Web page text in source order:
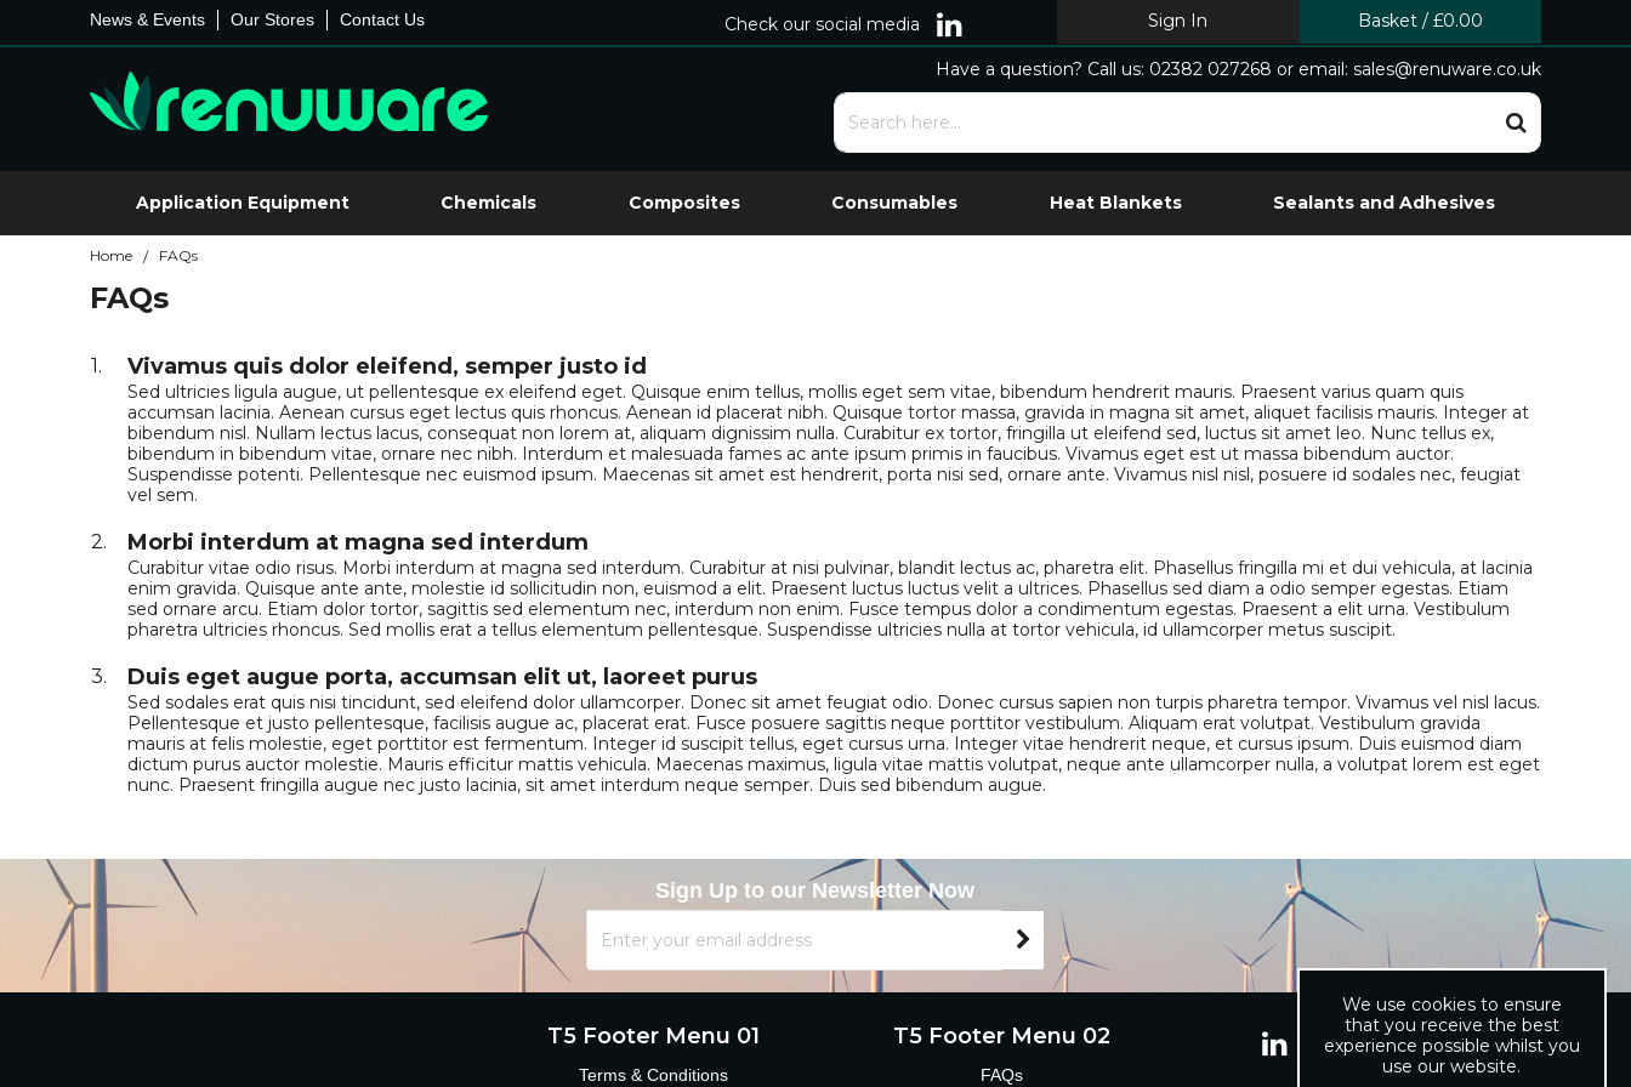
News & Events Our Stores Contact Us Check our social media Sign In Basket / £0.00
Have a question? Call us: 02382 027268 or email: sales@renuware.co.uk
Application Equipment Chemicals Composites Consumables Heat Blankets Sealants and Adhesives
Home / FAQs
FAQs
1. Vivamus quis dolor eleifend, semper justo id
Sed ultricies ligula augue, ut pellentesque ex eleifend eget. Quisque enim tellus, mollis eget sem vitae, bibendum hendrerit mauris. Praesent varius quam quis
accumsan lacinia. Aenean cursus eget lectus quis rhoncus. Aenean id placerat nibh. Quisque tortor massa, gravida in magna sit amet, aliquet facilisis mauris. Integer at
bibendum nisl. Nullam lectus lacus, consequat non lorem at, aliquam dignissim nulla. Curabitur ex tortor, fringilla ut eleifend sed, luctus sit amet leo. Nunc tellus ex,
bibendum in bibendum vitae, ornare nec nibh. Interdum et malesuada fames ac ante ipsum primis in faucibus. Vivamus eget est ut massa bibendum auctor.
Suspendisse potenti. Pellentesque nec euismod ipsum. Maecenas sit amet est hendrerit, porta nisi sed, ornare ante. Vivamus nisl nisl, posuere id sodales nec, feugiat
vel sem.
2. Morbi interdum at magna sed interdum
Curabitur vitae odio risus. Morbi interdum at magna sed interdum. Curabitur at nisi pulvinar, blandit lectus ac, pharetra elit. Phasellus fringilla mi et dui vehicula, at lacinia
enim gravida. Quisque ante ante, molestie id sollicitudin non, euismod a elit. Praesent luctus luctus velit a ultrices. Phasellus sed diam a odio semper egestas. Etiam
sed ornare arcu. Etiam dolor tortor, sagittis sed elementum nec, interdum non enim. Fusce tempus dolor a condimentum egestas. Praesent a elit urna. Vestibulum
pharetra ultricies rhoncus. Sed mollis erat a tellus elementum pellentesque. Suspendisse ultricies nulla at tortor vehicula, id ullamcorper metus suscipit.
3. Duis eget augue porta, accumsan elit ut, laoreet purus
Sed sodales erat quis nisi tincidunt, sed eleifend dolor ullamcorper. Donec sit amet feugiat odio. Donec cursus sapien non turpis pharetra tempor. Vivamus vel nisl lacus.
Pellentesque et justo pellentesque, facilisis augue ac, placerat erat. Fusce posuere sagittis neque porttitor vestibulum. Aliquam erat volutpat. Vestibulum gravida
mauris at felis molestie, eget porttitor est fermentum. Integer id suscipit tellus, eget cursus urna. Integer vitae hendrerit neque, et cursus ipsum. Duis euismod diam
dictum purus auctor molestie. Mauris efficitur mattis vehicula. Maecenas maximus, ligula vitae mattis volutpat, neque ante ullamcorper nulla, a volutpat lorem est eget
nunc. Praesent fringilla augue nec justo lacinia, sit amet interdum neque semper. Duis sed bibendum augue.
Sign Up to our Newsletter Now
T5 Footer Menu 01
Terms & Conditions
T5 Footer Menu 02
FAQs
We use cookies to ensure
that you receive the best
experience possible whilst you
use our website.